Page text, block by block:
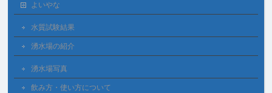
よいやな
水質試験結果
湧水場の紹介
湧水場写真
飲み方・使い方について